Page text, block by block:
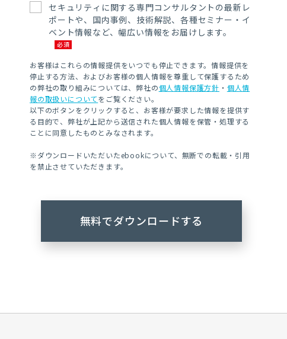
セキュリティに関する専門コンサルタントの最新レ
ポートや、国内事例、技術解説、各種セミナー・イ
ベント情報など、幅広い情報をお届けします。
お客様はこれらの情報提供をいつでも停止できます。情報提供を
停止する方法、およびお客様の個人情報を尊重して保護するため
の弊社の取り組みについては、弊社の個人情報保護方針 ・ 個人情
報の取扱いについてをご覧ください。
以下のボタンをクリックすると、お客様が要求した情報を提供す
る目的で、弊社が上記から送信された個人情報を保管・処理する
ことに同意したものとみなされます。
※ダウンロードいただいたebookについて、無断での転載・引用
を禁止させていただきます。